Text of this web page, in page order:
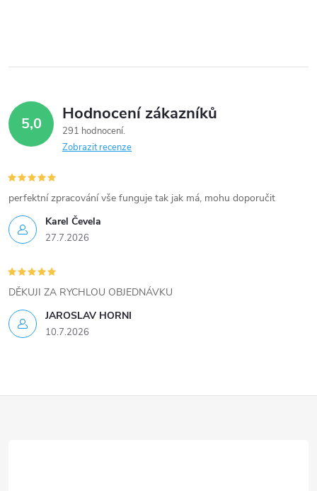
l
d
a
c
í
p
r
v
k
y
ý
5,0 Hodnocení zákazníků
291 hodnocení
Zobrazit recenze
Karel Čevela
27.7.2026
perfektní zpracování vše funguje tak jak má, mohu doporučit
JAROSLAV HORNI
10.7.2026
DĚKUJI ZA RYCHLOU OBJEDNÁVKU